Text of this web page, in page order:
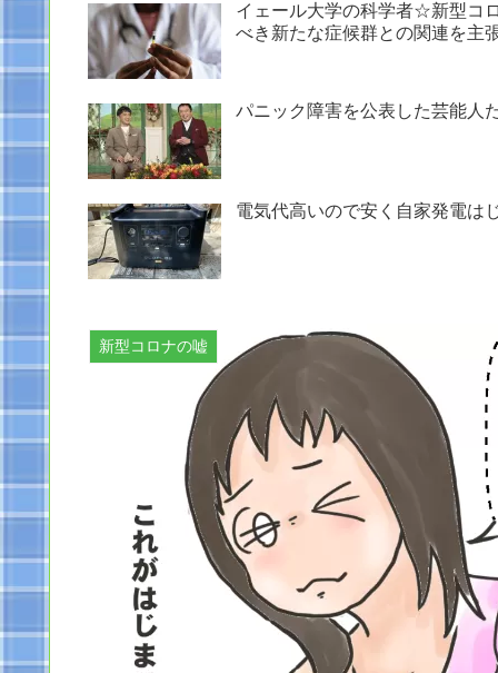
イェール大学の科学者☆新型コ
べき新たな症候群との関連を主
パニック障害を公表した芸能人
電気代高いので安く自家発電は
新型コロナの嘘